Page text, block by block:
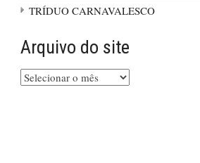
TRÍDUO CARNAVALESCO
Arquivo do site
Arquivo
do